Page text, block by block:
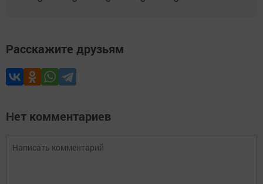
Расскажите друзьям
Нет комментариев